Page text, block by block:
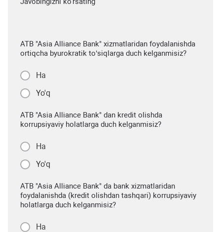
ATB "Asia Alliance Bank" xizmatlaridan foydalanishda
ortiqcha byurokratik to‘siqlarga duch kelganmisiz?
Ha
Yo'q
ATB "Asia Alliance Bank" dan kredit olishda
korrupsiyaviy holatlarga duch kelganmisiz?
Ha
Yo'q
ATB "Asia Alliance Bank" da bank xizmatlaridan
foydalanishda (kredit olishdan tashqari) korrupsiyaviy
holatlarga duch kelganmisiz?
Ha